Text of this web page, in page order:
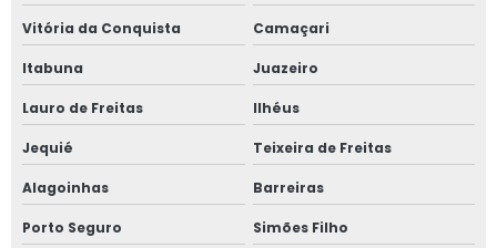
Vitória da Conquista Camaçari
Itabuna Juazeiro
Lauro de Freitas Ilhéus
Jequié Teixeira de Freitas
Alagoinhas Barreiras
Porto Seguro Simões Filho